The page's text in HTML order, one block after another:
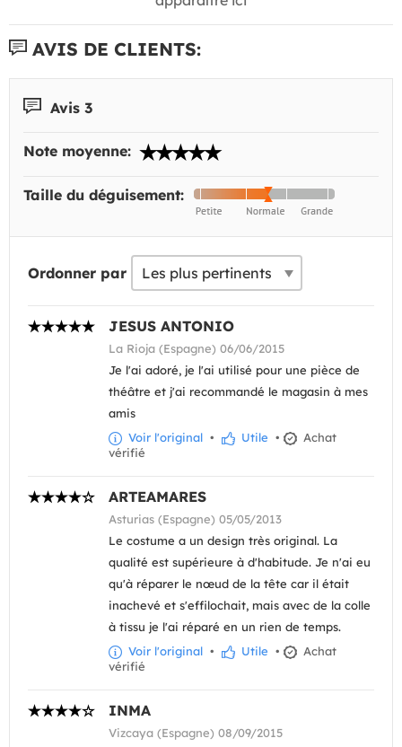
AVIS DE CLIENTS:
Avis 3
Note moyenne:
Taille du déguisement:
Ordonner par
JESUS ANTONIO
La Rioja (Espagne) 06/06/2015
Je l'ai adoré, je l'ai utilisé pour une pièce de
théâtre et j'ai recommandé le magasin à mes
amis
Voir l'original • Utile •
Achat
vérifié
ARTEAMARES
Asturias (Espagne) 05/05/2013
Le costume a un design très original. La
qualité est supérieure à d'habitude. Je n'ai eu
qu'à réparer le nœud de la tête car il était
inachevé et s'effilochait, mais avec de la colle
à tissu je l'ai réparé en un rien de temps.
Voir l'original • Utile •
Achat
vérifié
INMA
Vizcaya (Espagne) 08/09/2015